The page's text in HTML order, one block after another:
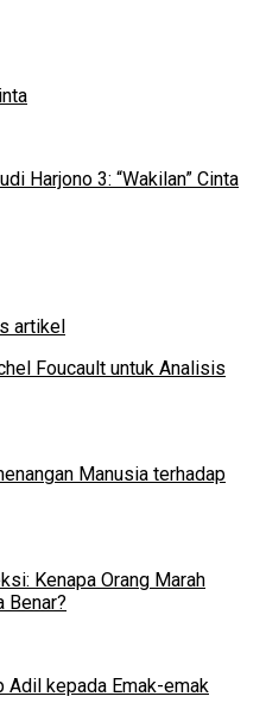
Harjono 3: “Wakilan” Cinta
Foucault untuk Analisis
Manusia terhadap
Kenapa Orang Marah
Benar?
Adil kepada Emak-emak